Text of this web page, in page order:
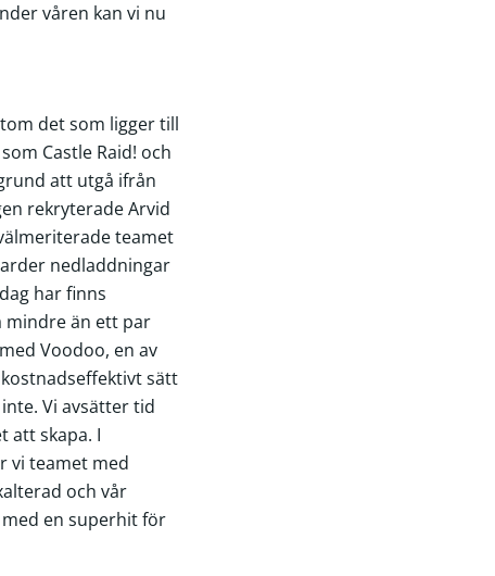
våren kan vi nu
det som ligger till
Castle Raid! och
att utgå ifrån
rekryterade Arvid
teamet
nedladdningar
har finns
mindre än ett par
Voodoo, en av
sätt
Vi avsätter tid
att skapa. I
vi teamet med
och vår
en superhit för